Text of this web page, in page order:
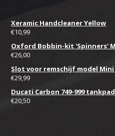
Xeramic Handcleaner Yellow
€10,99
Oxford Bobbin-kit 'Spinners'
€26,00
Slot voor remschijf model Mini
€29,99
Ducati Carbon 749-999 tankpad
€20,50